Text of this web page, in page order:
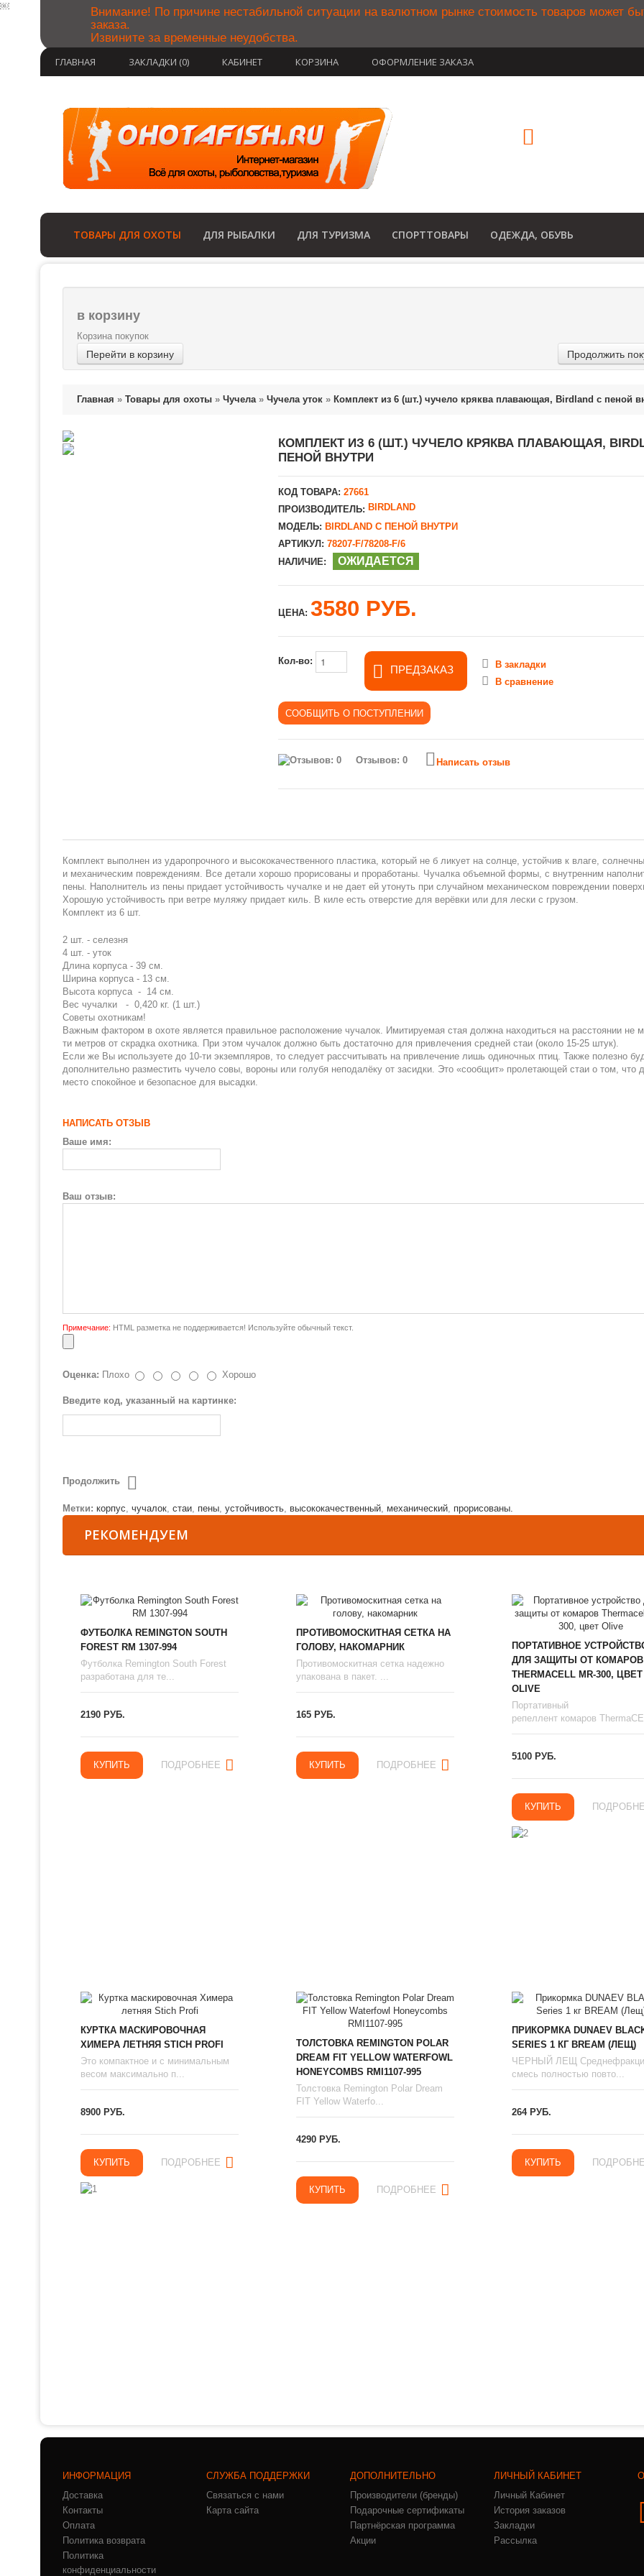
￼
Внимание! По причине нестабильной ситуации на валютном рынке стоимость товаров может
заказа.
Извините за временные неудобства.
ГЛАВНАЯ ЗАКЛАДКИ (0) КАБИНЕТ КОРЗИНА ОФОРМЛЕНИЕ ЗАКАЗА
ТОВАРЫ ДЛЯ ОХОТЫ ДЛЯ РЫБАЛКИ ДЛЯ ТУРИЗМА СПОРТТОВАРЫ ОДЕЖДА, ОБУВЬ
в корзину
Корзина покупок
Перейти в корзину Продолжить
Главная » Товары для охоты » Чучела» Чучела уток » Комплект из 6 (шт.) чучело кряква плавающая, Birdland с пеной
КОМПЛЕКТ ИЗ 6 (ШТ.) ЧУЧЕЛО КРЯКВА ПЛАВАЮЩАЯ,
ПЕНОЙ ВНУТРИ
КОД ТОВАРА: 27661
ПРОИЗВОДИТЕЛЬ: BIRDLAND
МОДЕЛЬ: BIRDLAND С ПЕНОЙ ВНУТРИ
АРТИКУЛ: 78207-F/78208-F/6
НАЛИЧИЕ:
ОЖИДАЕТСЯ
ЦЕНА: 3580 РУБ.
Кол-во:
ПРЕДЗАКАЗ
В закладки
В сравнение
Отзывов: 0 Написать отзыв
Комплект выполнен из ударопрочного и высококачественного пластика, который не б ликует на солнце, устойчив к влаге,
и механическим повреждениям. Все детали хорошо прорисованы и проработаны. Чучалка объемной формы, с внутренним
пены. Наполнитель из пены придает устойчивость чучалке и не дает ей утонуть при случайном механическом повреждении
Хорошую устойчивость при ветре муляжу придает киль. В киле есть отверстие для верёвки или для лески с грузом.
Комплект из 6 шт.
2 шт. - селезня
4 шт. - уток
Длина корпуса - 39 см.
Ширина корпуса - 13 см.
Высота корпуса - 14 см.
Вес чучалки - 0,420 кг. (1 шт.)
Советы охотникам!
Важным фактором в охоте является правильное расположение чучалок. Имитируемая стая должна находиться на расстоянии не
ти метров от скрадка охотника. При этом чучалок должно быть достаточно для привлечения средней стаи (около 15-25 штук).
Если же Вы используете до 10-ти экземпляров, то следует рассчитывать на привлечение лишь одиночных птиц. Также полезно
дополнительно разместить чучело совы, вороны или голубя неподалёку от засидки. Это «сообщит» пролетающей стаи о том, что
место спокойное и безопасное для высадки.
НАПИСАТЬ ОТЗЫВ
Ваше имя:
Ваш отзыв:
Примечание: HTML разметка не поддерживается! Используйте обычный текст.
Оценка: Плохо Хорошо
Введите код, указанный на картинке:
Продолжить
Метки: корпус, чучалок, стаи, пены, устойчивость, высококачественный, механический, прорисованы.
РЕКОМЕНДУЕМ
ФУТБОЛКА REMINGTON SOUTH
FOREST RM 1307-994
Футболка Remington South Forest
разработана для те...
2190 РУБ.
КУПИТЬ ПОДРОБНЕЕ
ПРОТИВОМОСКИТНАЯ СЕТКА НА
ГОЛОВУ, НАКОМАРНИК
Противомоскитная сетка надежно
упакована в пакет. ...
165 РУБ.
КУПИТЬ ПОДРОБНЕЕ
ПОРТАТИВНОЕ
ДЛЯ ЗАЩИТЫ ОТ КОМАРОВ
THERMAСЕLL MR-300, ЦВЕТ
OLIVE
Портативный
репеллент комаров
5100 РУБ.
КУПИТЬ
КУРТКА МАСКИРОВОЧНАЯ
ХИМЕРА ЛЕТНЯЯ STICH PROFI
Это компактное и с минимальным
весом максимально п...
8900 РУБ.
КУПИТЬ ПОДРОБНЕЕ
ТОЛСТОВКА REMINGTON POLAR
DREAM FIT YELLOW WATERFOWL
HONEYCOMBS RMI1107-995
Толстовка Remington Polar Dream
FIT Yellow Waterfo...
4290 РУБ.
КУПИТЬ ПОДРОБНЕЕ
ПРИКОРМКА DUNAEV
SERIES 1 КГ BREAM (ЛЕЩ)
ЧЕРНЫЙ ЛЕЩ
смесь полностью повто...
264 РУБ.
КУПИТЬ
ИНФОРМАЦИЯ
Доставка
Контакты
Оплата
Политика возврата
Политика
конфиденциальности
СЛУЖБА ПОДДЕРЖКИ
Связаться с нами
Карта сайта
ДОПОЛНИТЕЛЬНО
Производители (бренды)
Подарочные сертификаты
Партнёрская программа
Акции
ЛИЧНЫЙ КАБИНЕТ
Личный Кабинет
История заказов
Закладки
Рассылка